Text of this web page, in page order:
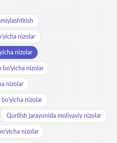
nizolar
nizolar
bo'yicha nizolar
nizolar
nizolar
Qurilish jarayonida moliyaviy nizolar
nizolar